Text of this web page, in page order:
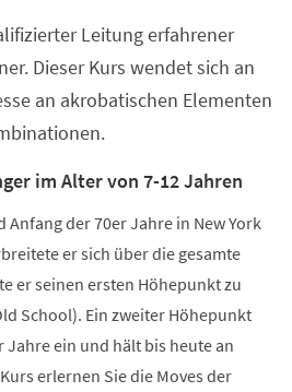
Leitung erfahrener
Dieser Kurs wendet sich an
an akrobatischen Elementen
im Alter von 7-12 Jahren
Anfang der 70er Jahre in New York
er sich über die gesamte
er seinen ersten Höhepunkt zu
School). Ein zweiter Höhepunkt
Jahre ein und hält bis heute an
erlernen Sie die Moves der